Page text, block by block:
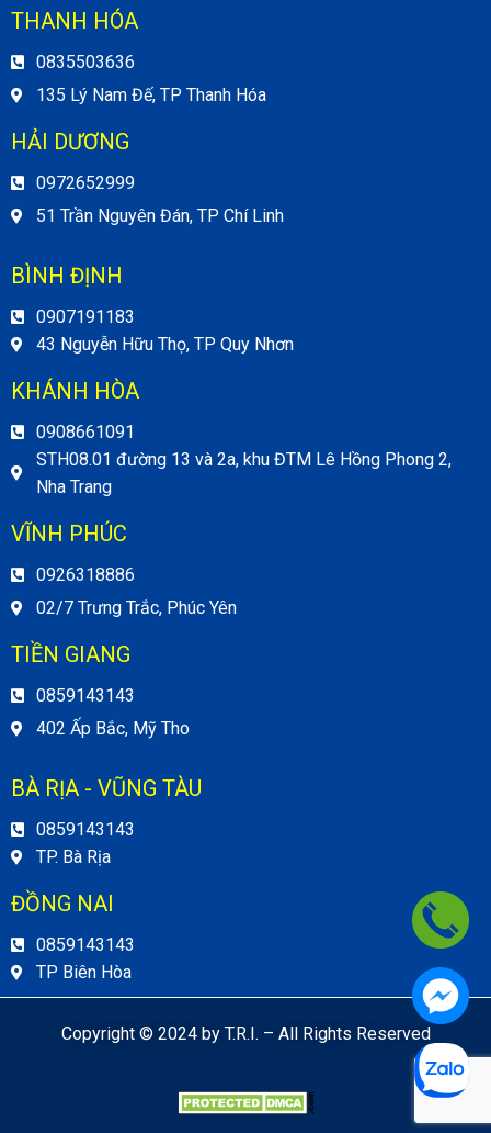
THANH HÓA
0835503636
135 Lý Nam Đế, TP Thanh Hóa
HẢI DƯƠNG
0972652999
51 Trần Nguyên Đán, TP Chí Linh
BÌNH ĐỊNH
0907191183
43 Nguyễn Hữu Thọ, TP Quy Nhơn
KHÁNH HÒA
0908661091
STH08.01 đường 13 và 2a, khu ĐTM Lê Hồng Phong 2,
Nha Trang
VĨNH PHÚC
0926318886
02/7 Trưng Trắc, Phúc Yên
TIỀN GIANG
0859143143
402 Ấp Bắc, Mỹ Tho
BÀ RỊA - VŨNG TÀU
0859143143
TP. Bà Rịa
ĐỒNG NAI
0859143143
TP Biên Hòa
Copyright © 2024 by T.R.I. – All Rights Reserved